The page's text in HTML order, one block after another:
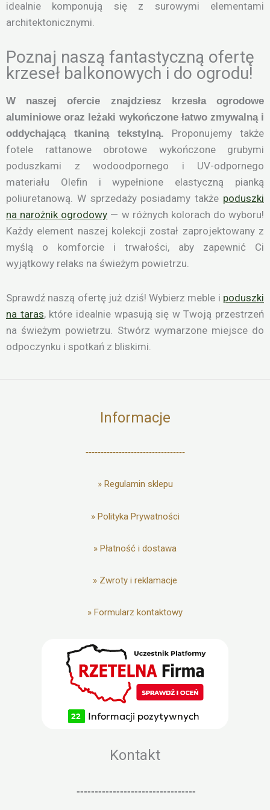
idealnie komponują się z surowymi elementami
architektonicznymi.
Poznaj naszą fantastyczną ofertę
krzeseł balkonowych i do ogrodu!
W naszej ofercie znajdziesz krzesła ogrodowe
aluminiowe oraz leżaki wykończone łatwo zmywalną i
oddychającą tkaniną tekstylną. Proponujemy także
fotele rattanowe obrotowe wykończone grubymi
poduszkami z wodoodpornego i UV-odpornego
materiału Olefin i wypełnione elastyczną pianką
poliuretanową. W sprzedaży posiadamy także poduszki
na narożnik ogrodowy — w różnych kolorach do wyboru!
Każdy element naszej kolekcji został zaprojektowany z
myślą o komforcie i trwałości, aby zapewnić Ci
wyjątkowy relaks na świeżym powietrzu.
Sprawdź naszą ofertę już dziś! Wybierz meble i poduszki
na taras, które idealnie wpasują się w Twoją przestrzeń
na świeżym powietrzu. Stwórz wymarzone miejsce do
odpoczynku i spotkań z bliskimi.
Informacje
---------------------------------
» Regulamin sklepu
» Polityka Prywatności
» Płatność i dostawa
» Zwroty i reklamacje
» Formularz kontaktowy
Kontakt
---------------------------------